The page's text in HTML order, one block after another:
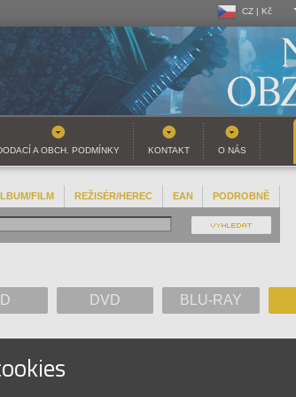
CZ | Kč
CZ | Kč
SK | EUR
A OBCH. PODMÍNKY KONTAKT O NÁS
FILM REŽISÉR/HEREC EAN PODROBNĚ
DVD BLU-RAY